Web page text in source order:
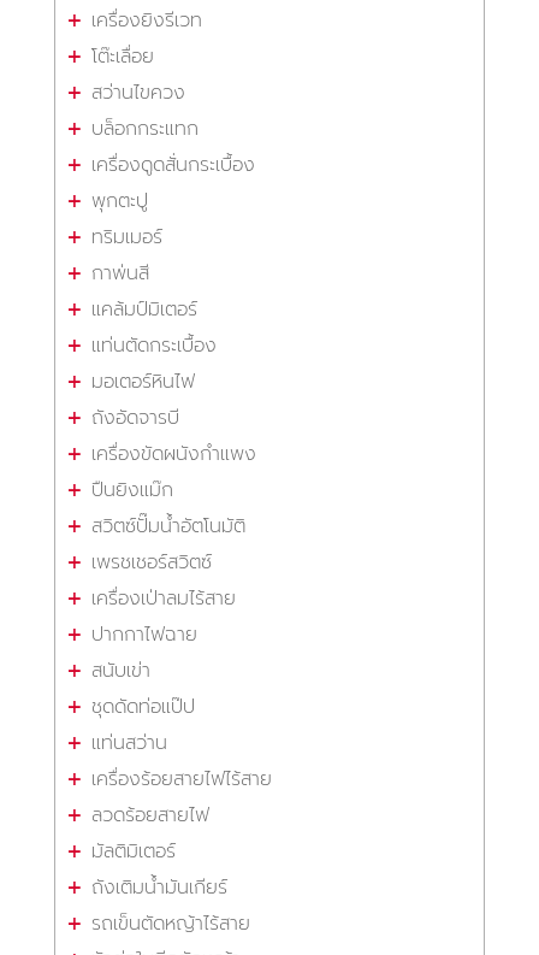
เครื่องยิงรีเวท
โต๊ะเลื่อย
สว่านไขควง
บล็อกกระแทก
เครื่องดูดสั่นกระเบื้อง
พุกตะปู
ทริมเมอร์
กาพ่นสี
แคล้มป์มิเตอร์
แท่นตัดกระเบื้อง
มอเตอร์หินไฟ
ถังอัดจารบี
เครื่องขัดผนังกำแพง
ปืนยิงแม๊ก
สวิตซ์ปั๊มน้ำอัตโนมัติ
เพรชเชอร์สวิตซ์
เครื่องเป่าลมไร้สาย
ปากกาไฟฉาย
สนับเข่า
ชุดดัดท่อแป๊ป
แท่นสว่าน
เครื่องร้อยสายไฟไร้สาย
ลวดร้อยสายไฟ
มัลติมิเตอร์
ถังเติมน้ำมันเกียร์
รถเข็นตัดหญ้าไร้สาย